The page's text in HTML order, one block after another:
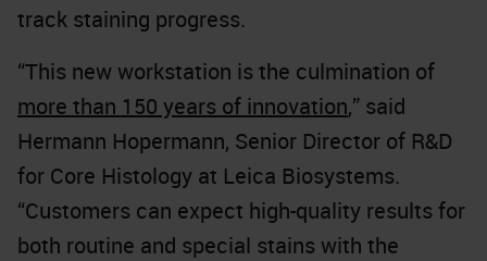
track staining progress.
“This new workstation is the culmination of
more than 150 years of innovation,” said
Hermann Hopermann, Senior Director of R&D
for Core Histology at Leica Biosystems.
“Customers can expect high-quality results for
both routine and special stains with the